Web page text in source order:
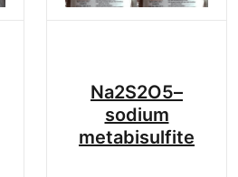
Na2S2O5–
sodium
metabisulfite